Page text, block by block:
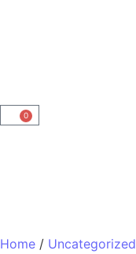
0
Home / Uncategorized